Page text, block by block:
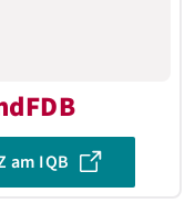
am IQB